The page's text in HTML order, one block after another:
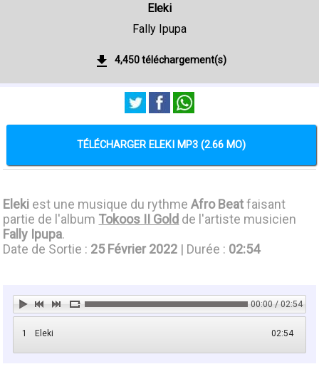
Eleki
Fally Ipupa
4,450 téléchargement(s)
TÉLÉCHARGER ELEKI MP3 (2.66 MO)
Eleki est une musique du rythmeAfro Beatfaisant
partie de l'album Tokoos II Gold de l'artiste musicien
Fally Ipupa.
Date de Sortie : 25 Février 2022 | Durée : 02:54
00:00 / 02:54
1 02:54
Eleki